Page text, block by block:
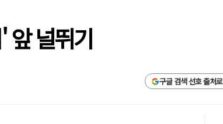
앞 널뛰기
구글 검색 선호 출처